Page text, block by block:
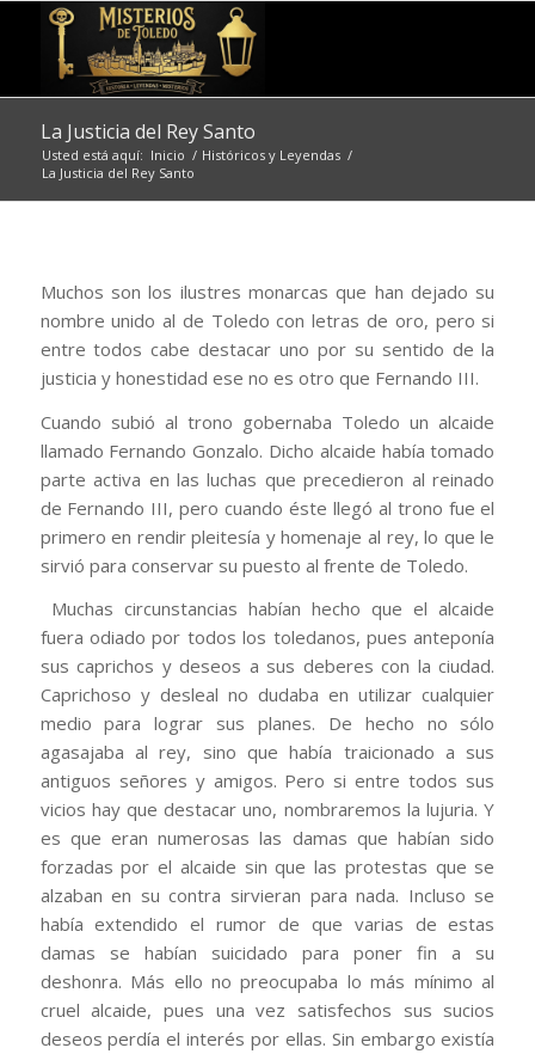
La Justicia del Rey Santo
Usted está aquí: Inicio / Históricos y Leyendas /
La Justicia del Rey Santo
Muchos son los ilustres monarcas que han dejado su
nombre unido al de Toledo con letras de oro, pero si
entre todos cabe destacar uno por su sentido de la
justicia y honestidad ese no es otro que Fernando III.
Cuando subió al trono gobernaba Toledo un alcaide
llamado Fernando Gonzalo. Dicho alcaide había tomado
parte activa en las luchas que precedieron al reinado
de Fernando III, pero cuando éste llegó al trono fue el
primero en rendir pleitesía y homenaje al rey, lo que le
sirvió para conservar su puesto al frente de Toledo.
Muchas circunstancias habían hecho que el alcaide
fuera odiado por todos los toledanos, pues anteponía
sus caprichos y deseos a sus deberes con la ciudad.
Caprichoso y desleal no dudaba en utilizar cualquier
medio para lograr sus planes. De hecho no sólo
agasajaba al rey, sino que había traicionado a sus
antiguos señores y amigos. Pero si entre todos sus
vicios hay que destacar uno, nombraremos la lujuria. Y
es que eran numerosas las damas que habían sido
forzadas por el alcaide sin que las protestas que se
alzaban en su contra sirvieran para nada. Incluso se
había extendido el rumor de que varias de estas
damas se habían suicidado para poner fin a su
deshonra. Más ello no preocupaba lo más mínimo al
cruel alcaide, pues una vez satisfechos sus sucios
deseos perdía el interés por ellas. Sin embargo existía